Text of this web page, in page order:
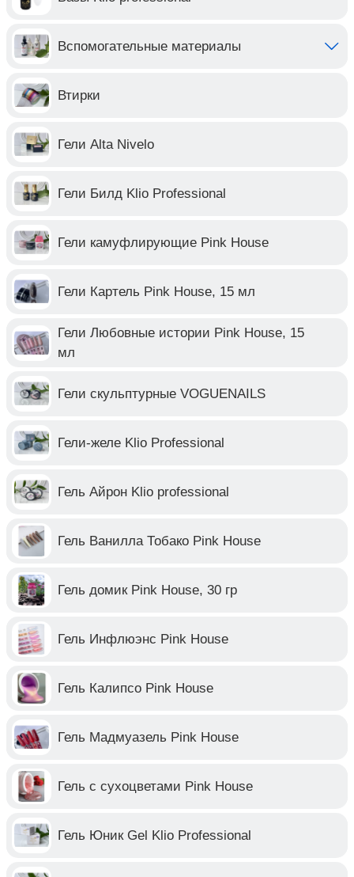
Вспомогательные материалы
Втирки
Гели Alta Nivelo
Гели Билд Klio Professional
Гели камуфлирующие Pink House
Гели Картель Pink House, 15 мл
Гели Любовные истории Pink House, 15
мл
Гели скульптурные VOGUENAILS
Гели-желе Klio Professional
Гель Айрон Klio professional
Гель Ванилла Тобако Pink House
Гель домик Pink House, 30 гр
Гель Инфлюэнс Pink House
Гель Калипсо Pink House
Гель Мадмуазель Pink House
Гель с сухоцветами Pink House
Гель Юник Gel Klio Professional